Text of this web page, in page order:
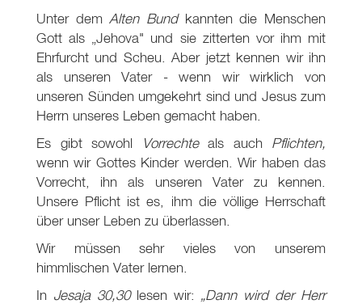
Unter demAlten Bund kannten die Menschen
Gott als „Jehova" und sie zitterten vor ihm mit
Ehrfurcht und Scheu. Aber jetzt kennen wir ihn
als unseren Vater - wenn wir wirklich von
unseren Sünden umgekehrt sind und Jesus zum
Herrn unseres Leben gemacht haben.
Es gibt sowohl
Vorrechte als auch Pflichten,
wenn wir Gottes Kinder werden. Wir haben das
Vorrecht, ihn als unseren Vater zu kennen.
Unsere Pflicht ist es, ihm die völlige Herrschaft
über unser Leben zu überlassen.
Wir müssen sehr vieles von unserem
himmlischen Vater lernen.
In Jesaja 30,30 lesen wir: „Dann wird der Herr